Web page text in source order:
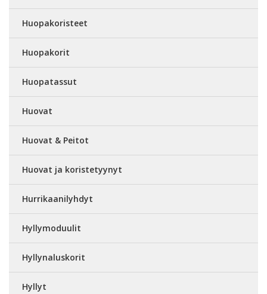
Huopakoristeet
Huopakorit
Huopatassut
Huovat
Huovat & Peitot
Huovat ja koristetyynyt
Hurrikaanilyhdyt
Hyllymoduulit
Hyllynaluskorit
Hyllyt